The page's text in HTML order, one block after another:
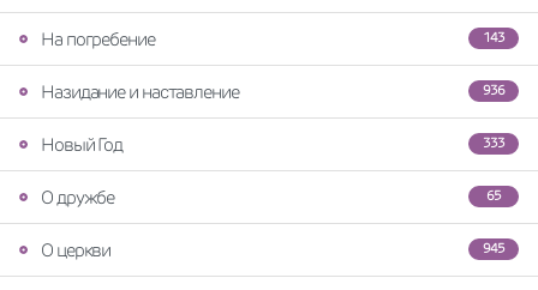
143
На погребение
936
Назидание и наставление
333
Новый Год
65
О дружбе
945
О церкви